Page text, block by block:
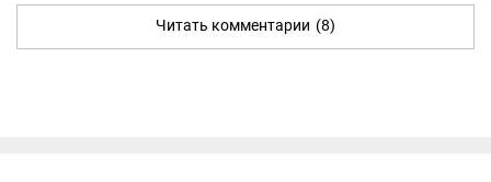
Читать комментарии (8)